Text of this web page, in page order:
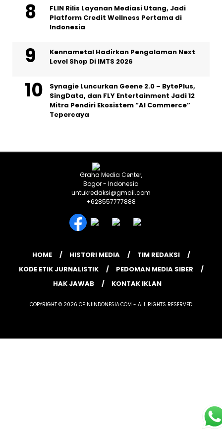
FLIN Rilis Layanan Mediasi Utang, Jadi
Platform Credit Wellness Pertama di
Indonesia
Kennametal Hadirkan Pengalaman Next
Level Shop Di IMTS 2026
Synagie Luncurkan Geene 2.0 – BytePlus,
SingData, dan FLY Entertainment Jadi 12
Mitra Pendiri Ekosistem “AI Commerce”
Tepercaya
Graha Media Center,
Bogor - Indonesia
untukredaksi@gmail.com
+628557777888
HOME HISTORI MEDIA
TIM REDAKSI
KODE ETIK JURNALISTIK
PEDOMAN MEDIA SIBER
HAK JAWAB
KONTAK IKLAN
COPYRIGHT © 2026 OPINIINDONESIA.COM - ALL RIGHTS RESERVED